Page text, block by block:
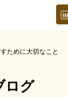
ために大切なこと
ログ